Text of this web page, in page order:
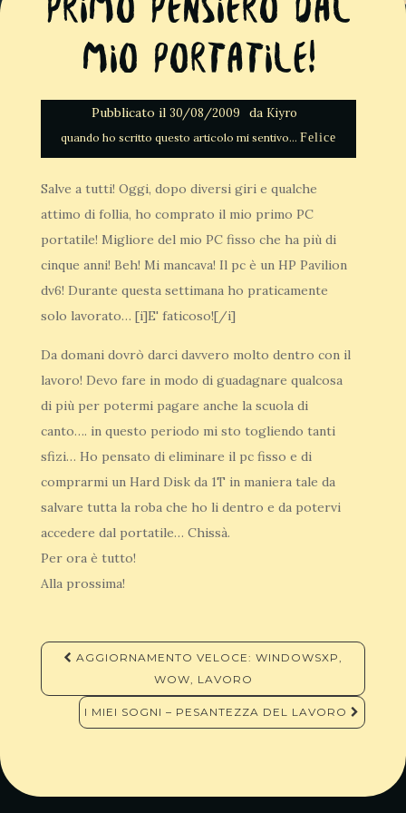
Primo pensiero dal
mio portatile!
Pubblicato il 30/08/2009 da Kiyro
Felice
Salve a tutti! Oggi, dopo diversi giri e qualche
attimo di follia, ho comprato il mio primo PC
portatile! Migliore del mio PC fisso che ha più di
cinque anni! Beh! Mi mancava! Il pc è un HP Pavilion
dv6! Durante questa settimana ho praticamente
solo lavorato… [i]E' faticoso![/i]
Da domani dovrò darci davvero molto dentro con il
lavoro! Devo fare in modo di guadagnare qualcosa
di più per potermi pagare anche la scuola di
canto…. in questo periodo mi sto togliendo tanti
sfizi… Ho pensato di eliminare il pc fisso e di
comprarmi un Hard Disk da 1T in maniera tale da
salvare tutta la roba che ho li dentro e da potervi
accedere dal portatile… Chissà.
Per ora è tutto!
Alla prossima!
Navigazione
articoli
AGGIORNAMENTO VELOCE: WINDOWSXP,
WOW, LAVORO
I MIEI SOGNI – PESANTEZZA DEL LAVORO